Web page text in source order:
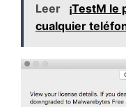
Leer
¡TestM le
cualquier